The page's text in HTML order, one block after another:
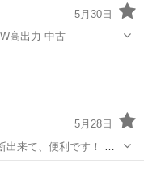
5月30日
小型 ポータブル電源 299Wh大容量 600W高出力 中古
ュリティ
5月28日
来て、便利です！ ほ
ティ